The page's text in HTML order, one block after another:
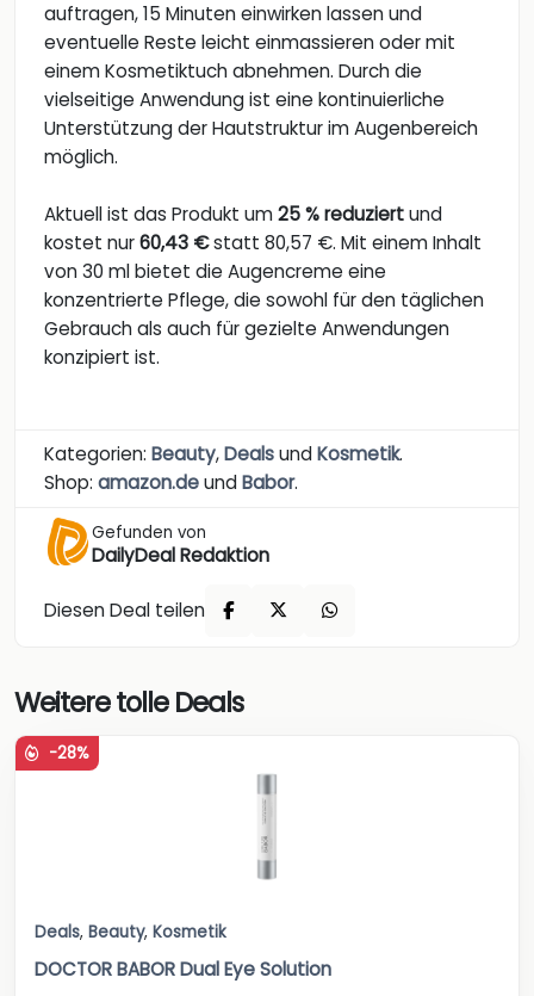
auftragen, 15 Minuten einwirken lassen und
eventuelle Reste leicht einmassieren oder mit
einem Kosmetiktuch abnehmen. Durch die
vielseitige Anwendung ist eine kontinuierliche
Unterstützung der Hautstruktur im Augenbereich
möglich.
Aktuell ist das Produkt um25 % reduziertund
kostet nur60,43 €statt 80,57 €. Mit einem Inhalt
von 30 ml bietet die Augencreme eine
konzentrierte Pflege, die sowohl für den täglichen
Gebrauch als auch für gezielte Anwendungen
konzipiert ist.
Kategorien: Beauty,DealsundKosmetik.
Shop: amazon.deundBabor.
Gefunden von
DailyDeal Redaktion
Diesen Deal teilen
Weitere tolle Deals
-28%
Deals, Beauty, Kosmetik
DOCTOR BABOR Dual Eye Solution